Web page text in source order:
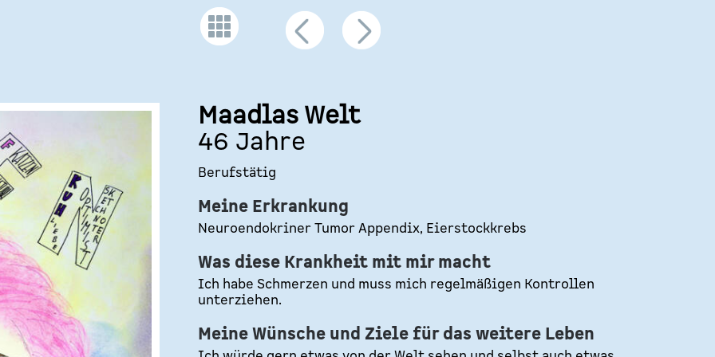
Maadlas Welt
46 Jahre
Berufstätig
Meine Erkrankung
Neuroendokriner Tumor Appendix, Eierstockkrebs
Was diese Krankheit mit mir macht
Ich habe Schmerzen und muss mich regelmäßigen Kontrollen
unterziehen.
Meine Wünsche und Ziele für das weitere Leben